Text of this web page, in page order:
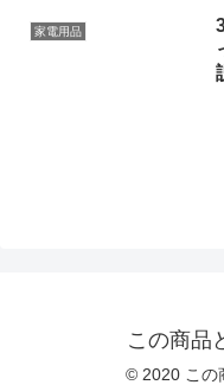
家電用品
この商品
© 2020 この